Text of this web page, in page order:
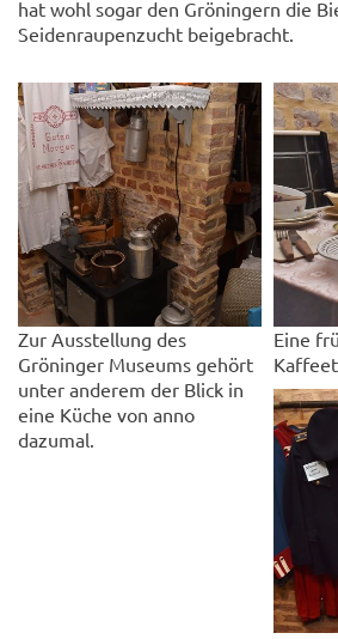
hat wohl sogar den Gröningern die
Seidenraupenzucht beigebracht.
Zur Ausstellung des
Gröninger Museums gehört
unter anderem der Blick in
eine Küche von anno
dazumal.
Eine